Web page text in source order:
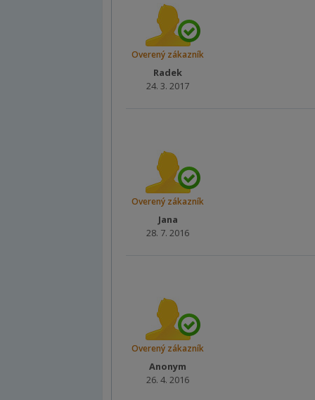
Overený zákazník
Radek
24. 3. 2017
Overený zákazník
Jana
28. 7. 2016
Overený zákazník
Anonym
26. 4. 2016